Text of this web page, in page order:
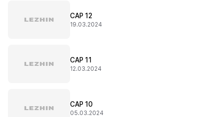
CAP 12
19.03.2024
CAP 11
12.03.2024
CAP 10
05.03.2024